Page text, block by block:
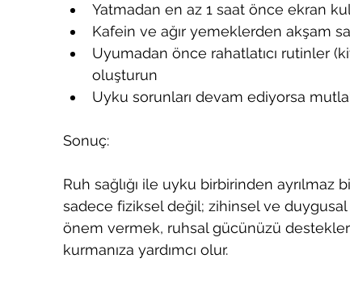
Yatmadan en az 1 saat önce ekran
Kafein ve ağır yemeklerden akşam
Uyumadan önce rahatlatıcı rutinler
oluşturun
Uyku sorunları devam ediyorsa
Sonuç:
Ruh sağlığı ile uyku birbirinden
sadece fiziksel değil; zihinsel ve
önem vermek, ruhsal gücünüzü
kurmanıza yardımcı olur.